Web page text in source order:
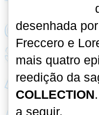
desenhada
Freccero e
mais quatro
reedição da
COLLECTION
a seguir.